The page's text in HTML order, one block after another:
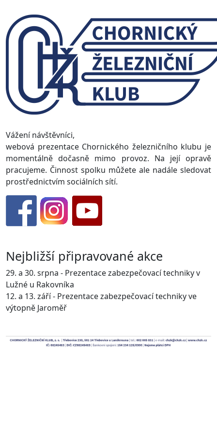
Vážení návštěvníci,
webová prezentace Chornického železničního klubu je
momentálně dočasně mimo provoz. Na její opravě
pracujeme. Činnost spolku můžete ale nadále sledovat
prostřednictvím sociálních sítí.
Nejbližší připravované akce
29. a 30. srpna - Prezentace zabezpečovací techniky v
Lužné u Rakovníka
12. a 13. září - Prezentace zabezpečovací techniky ve
výtopně Jaroměř